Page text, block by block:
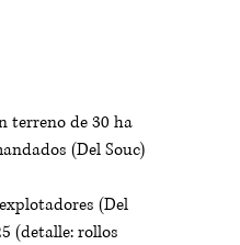
terreno de 30 ha
(Del Souc)
(Del
(detalle: rollos